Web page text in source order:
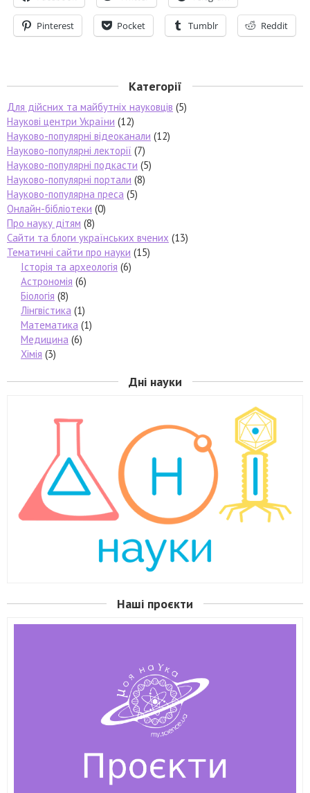
Pinterest Pocket Tumblr Reddit
Категорії
Для дійсних та майбутніх науковців (5)
Наукові центри України (12)
Науково-популярні відеоканали (12)
Науково-популярні лекторії (7)
Науково-популярні подкасти (5)
Науково-популярні портали (8)
Науково-популярна преса (5)
Онлайн-бібліотеки (0)
Про науку дітям (8)
Сайти та блоги українських вчених (13)
Тематичні сайти про науки (15)
Історія та археологія (6)
Астрономія (6)
Біологія (8)
Лінгвістика (1)
Математика (1)
Медицина (6)
Хімія (3)
Дні науки
Наші проєкти